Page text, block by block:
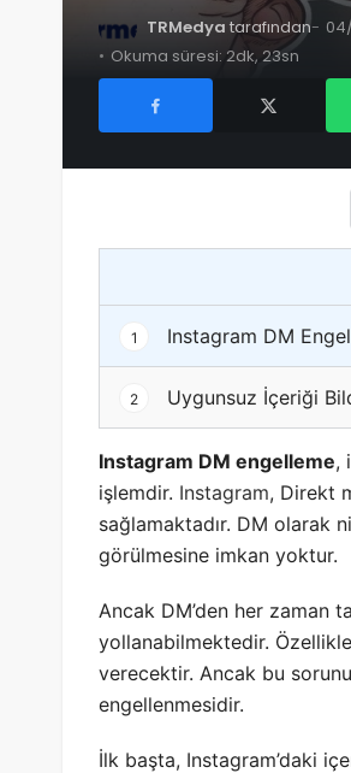
TRMedya tarafından
Okuma süresi: 2dk, 23sn
1 Instagram DM
2 Uygunsuz İçeriği
Instagram DM engelleme,
işlemdir. Instagram, Direkt
sağlamaktadır. DM olarak
görülmesine imkan yoktur.
Ancak DM’den her zaman
yollanabilmektedir.
verecektir. Ancak bu
engellenmesidir.
İlk başta, Instagram’daki